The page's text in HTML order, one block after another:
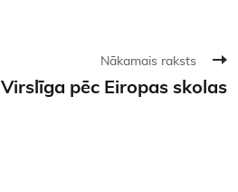
Nākamais raksts
Virslīga pēc Eiropas skolas